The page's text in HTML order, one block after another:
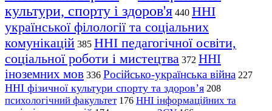
культури, спорту і здоров'я 440 ННІ
української філології та соціальних
комунікацій 385 ННІ педагогічної освіти,
соціальної роботи і мистецтва 372 ННІ
іноземних мов 336 Російсько-українська війна 227
ННІ фізичної культури спорту та здоров’я 208
психологічний факультет 176 ННІ інформаційних та